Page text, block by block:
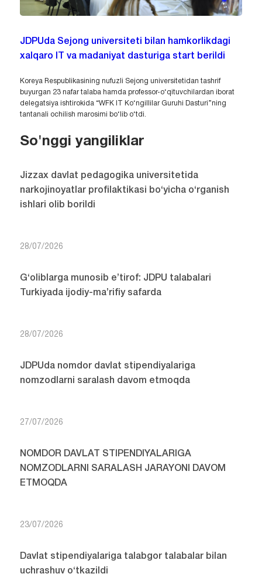
JDPUda Sejong universiteti bilan hamkorlikdagi
xalqaro IT va madaniyat dasturiga start berildi
Koreya Respublikasining nufuzli Sejong universitetidan tashrif
buyurgan 23 nafar talaba hamda professor-o‘qituvchilardan iborat
delegatsiya ishtirokida “WFK IT Ko‘ngillilar Guruhi Dasturi”ning
tantanali ochilish marosimi bo‘lib o‘tdi.
So'nggi yangiliklar
Jizzax davlat pedagogika universitetida
narkojinoyatlar profilaktikasi bo‘yicha o‘rganish
ishlari olib borildi
28/07/2026
G‘oliblarga munosib e’tirof: JDPU talabalari
Turkiyada ijodiy-ma’rifiy safarda
28/07/2026
JDPUda nomdor davlat stipendiyalariga
nomzodlarni saralash davom etmoqda
27/07/2026
NOMDOR DAVLAT STIPENDIYALARIGA
NOMZODLARNI SARALASH JARAYONI DAVOM
ETMOQDA
23/07/2026
Davlat stipendiyalariga talabgor talabalar bilan
uchrashuv o‘tkazildi